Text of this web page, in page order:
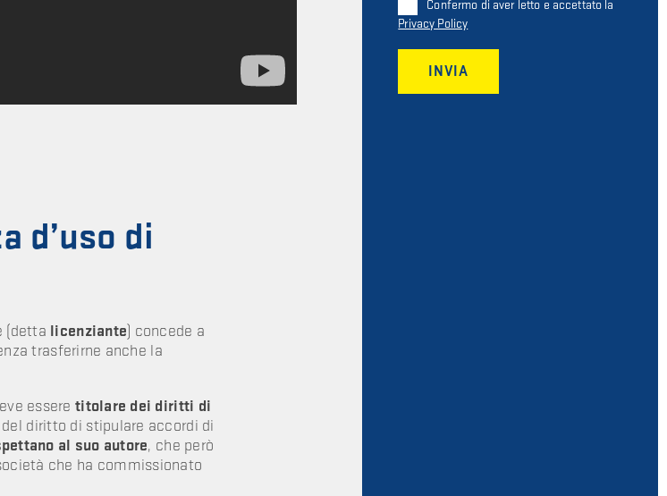
d’uso di
(detta licenziante) concede a
trasferirne anche la
essere titolare dei diritti di
diritto di stipulare accordi di
al suo autore, che però
che ha commissionato
Confermo di aver letto e accettato la
Privacy Policy